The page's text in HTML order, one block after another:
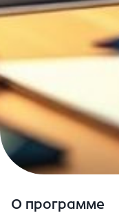
О программе